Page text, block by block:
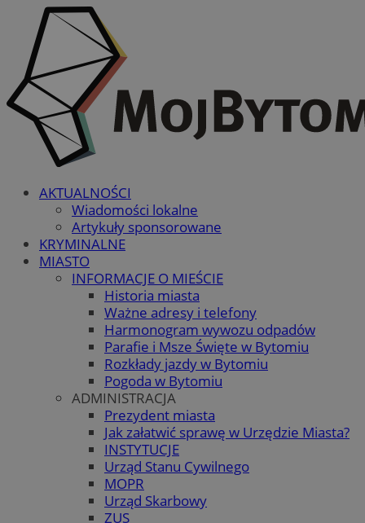
AKTUALNOŚCI
Wiadomości lokalne
Artykuły sponsorowane
KRYMINALNE
MIASTO
INFORMACJE O MIEŚCIE
Historia miasta
Ważne adresy i telefony
Harmonogram wywozu odpadów
Parafie i Msze Święte w Bytomiu
Rozkłady jazdy w Bytomiu
Pogoda w Bytomiu
ADMINISTRACJA
Prezydent miasta
Jak załatwić sprawę w Urzędzie Miasta?
INSTYTUCJE
Urząd Stanu Cywilnego
MOPR
Urząd Skarbowy
ZUS